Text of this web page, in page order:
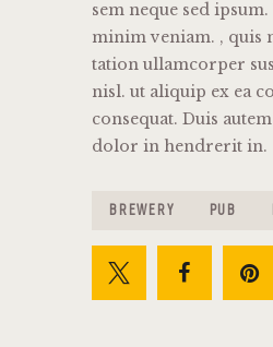
sem neque sed
minim veniam. , quis
tation ullamcorper
nisl. ut aliquip ex ea
consequat. Duis
dolor in hendrerit in.
BREWERY PUB